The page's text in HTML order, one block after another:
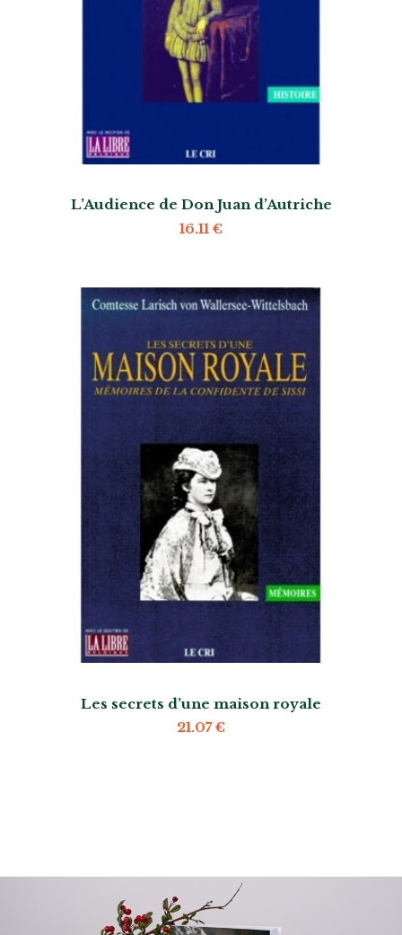
L’Audience de Don Juan d’Autriche
16.11 €
Les secrets d’une maison royale
21.07€